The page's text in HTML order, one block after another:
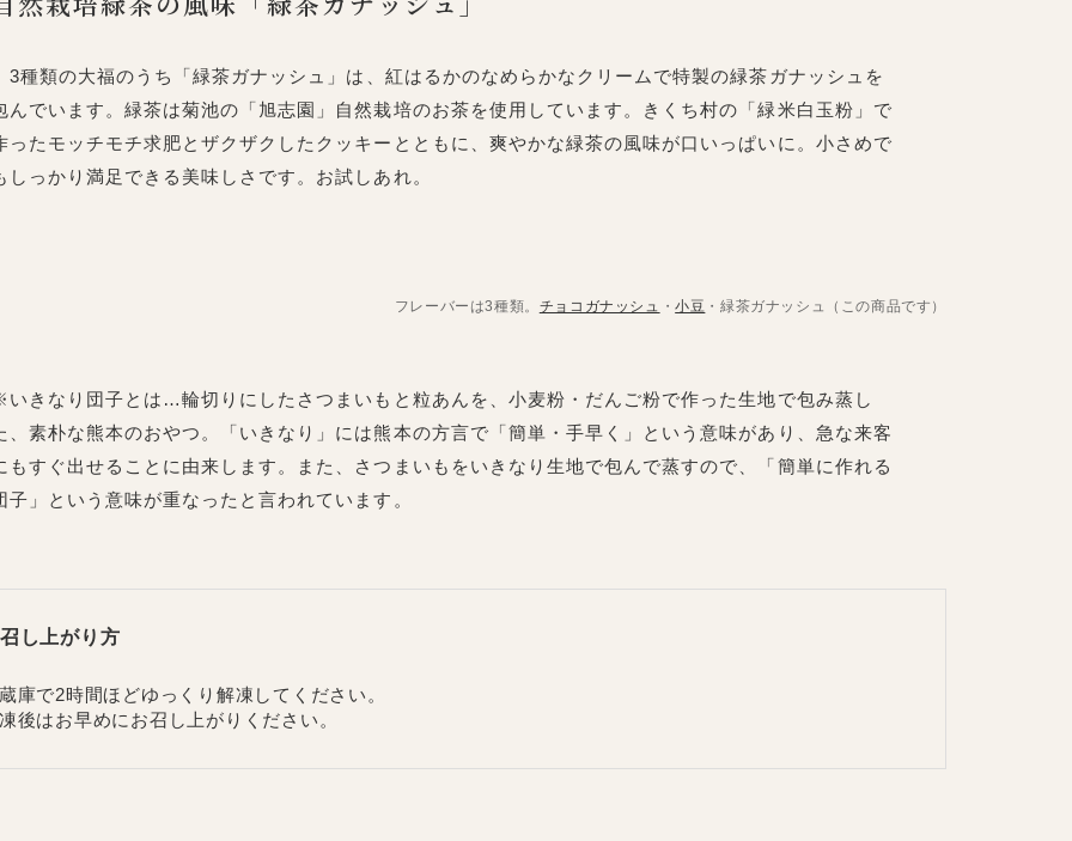
類の大福のうち「緑茶ガナッシュ」は、紅はるかのなめらかなクリームで特製の緑茶ガナッシュを
んでいます。緑茶は菊池の「旭志園」自然栽培のお茶を使用しています。きくち村の「緑米白玉粉」で
ったモッチモチ求肥とザクザクしたクッキーとともに、爽やかな緑茶の風味が口いっぱいに。小さめで
しっかり満足できる美味しさです。お試しあれ。
フレーバーは3種類。 チョコガナッシュ ・小豆 ・緑茶ガナッシュ（この商品です）
きなり団子とは…輪切りにしたさつまいもと粒あんを、小麦粉・だんご粉で作った生地で包み蒸し
、素朴な熊本のおやつ。「いきなり」には熊本の方言で「簡単・手早く」という意味があり、急な来客
もすぐ出せることに由来します。また、さつまいもをいきなり生地で包んで蒸すので、「簡単に作れる
子」という意味が重なったと言われています。
し上がり方
庫で2時間ほどゆっくり解凍してください。
後はお早めにお召し上がりください。